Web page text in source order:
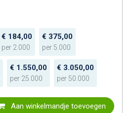
€ 184,00
per 2.000
€ 375,00
per 5.000
€ 1.550,00
per 25.000
€ 3.050,00
per 50.000
Aan winkelmandje toevoegen